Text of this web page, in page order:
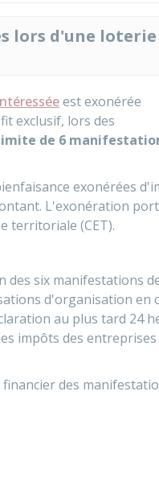
lors d'une
est exonérée
exclusif, lors des
de 6
exonérées
L'exonération
territoriale (CET).
des six manifestations
d'organisation en
au plus tard 24
impôts des entreprises
des